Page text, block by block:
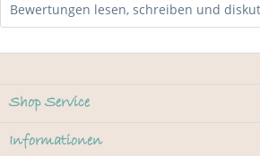
Bewertungen lesen, schreiben und
Shop Service
Informationen